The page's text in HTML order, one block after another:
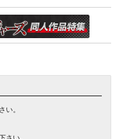
い。
さい。